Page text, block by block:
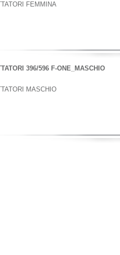
FEMMINA
396/596 F-ONE_MASCHIO
MASCHIO